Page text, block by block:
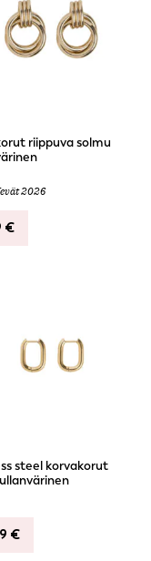
riippuva solmu
2026
€
steel korvakorut
€